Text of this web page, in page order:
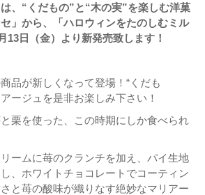
、“くだもの”と“木の実”を楽しむ洋菓
」から、「ハロウィンをたのしむミル
13日（金）より新発売致します！
品が新しくなって登場！“くだも
ージュを是非お楽しみ下さい！
栗を使った、この時期にしか食べられ
リームに苺のクランチを加え、パイ生地
、ホワイトチョコレートでコーティン
と苺の酸味が織りなす絶妙なマリアー